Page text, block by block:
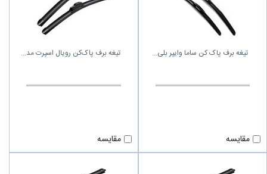
تیغه برف پاک کن ساما وایپر بلی
مقایسه
تیغه برف پاک‌کن رویال اسپرت مد
مقایسه